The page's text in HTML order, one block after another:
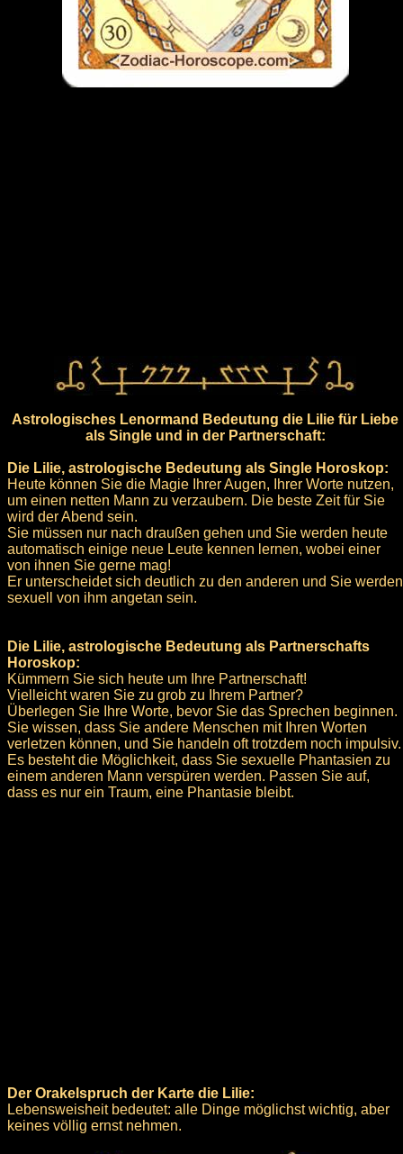
Astrologisches Lenormand Bedeutung die Lilie für Liebe
als Single und in der Partnerschaft:
Die Lilie, astrologische Bedeutung als Single Horoskop:
Heute können Sie die Magie Ihrer Augen, Ihrer Worte nutzen,
um einen netten Mann zu verzaubern. Die beste Zeit für Sie
wird der Abend sein.
Sie müssen nur nach draußen gehen und Sie werden heute
automatisch einige neue Leute kennen lernen, wobei einer
von ihnen Sie gerne mag!
Er unterscheidet sich deutlich zu den anderen und Sie werden
sexuell von ihm angetan sein.
Die Lilie, astrologische Bedeutung als Partnerschafts
Horoskop:
Kümmern Sie sich heute um Ihre Partnerschaft!
Vielleicht waren Sie zu grob zu Ihrem Partner?
Überlegen Sie Ihre Worte, bevor Sie das Sprechen beginnen.
Sie wissen, dass Sie andere Menschen mit Ihren Worten
verletzen können, und Sie handeln oft trotzdem noch impulsiv.
Es besteht die Möglichkeit, dass Sie sexuelle Phantasien zu
einem anderen Mann verspüren werden. Passen Sie auf,
dass es nur ein Traum, eine Phantasie bleibt.
Der Orakelspruch der Karte die Lilie:
Lebensweisheit bedeutet: alle Dinge möglichst wichtig, aber
keines völlig ernst nehmen.